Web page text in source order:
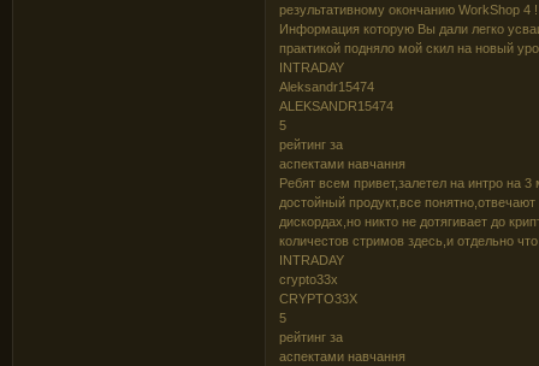
результативному окончанию WorkShop
Информация которую Вы дали легко
практикой подняло мой скил на новый
INTRADAY
Aleksandr15474
ALEKSANDR15474
5
рейтинг за
аспектами навчання
Ребят всем привет,залетел на интро на
достойный продукт,все
дискордах,но никто не дотягивает до
количестов стримов здесь,и отдельно
INTRADAY
crypto33x
CRYPTO33X
5
рейтинг за
аспектами навчання